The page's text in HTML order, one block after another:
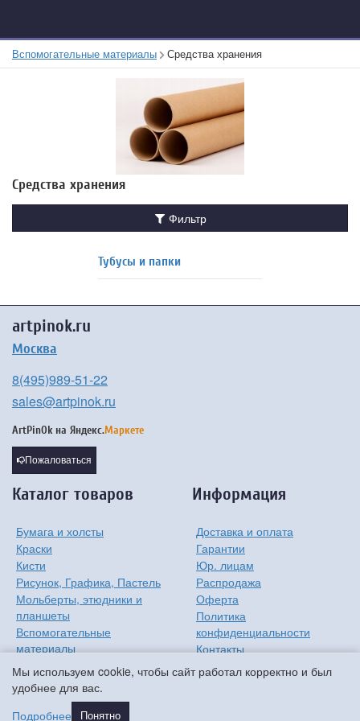
Мы используем cookie, чтобы сайт работал корректно и был
удобнее для вас.
Подробнее
Понятно
Вспомогательные материалы Средства хранения
Средства хранения
Фильтр
Тубусы и папки
artpinok.ru
Москва
8(495)989-51-22
sales@artpinok.ru
ArtPinOk на Яндекс.Маркете
Пожаловаться
Каталог товаров
Бумага и холсты
Краски
Кисти
Рисунок, Графика, Пастель
Мольберты, этюдники и
планшеты
Вспомогательные
материалы
Хобби
Детям
Мастер-классы
Информация
Доставка и оплата
Гарантии
Юр. лицам
Распродажа
Оферта
Политика
конфиденциальности
Контакты
О компании